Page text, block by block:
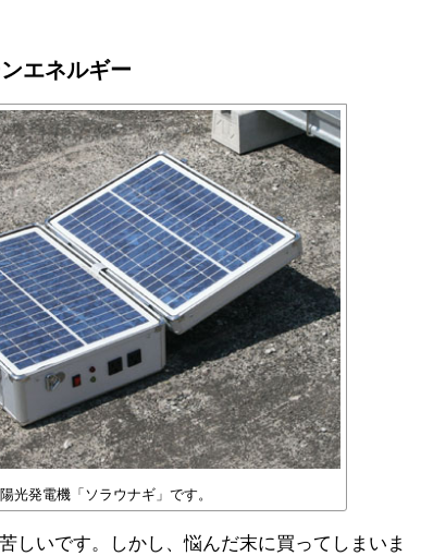
エネルギー
光発電機「ソラウナギ」です。
しいです。しかし、悩んだ末に買ってしまいま